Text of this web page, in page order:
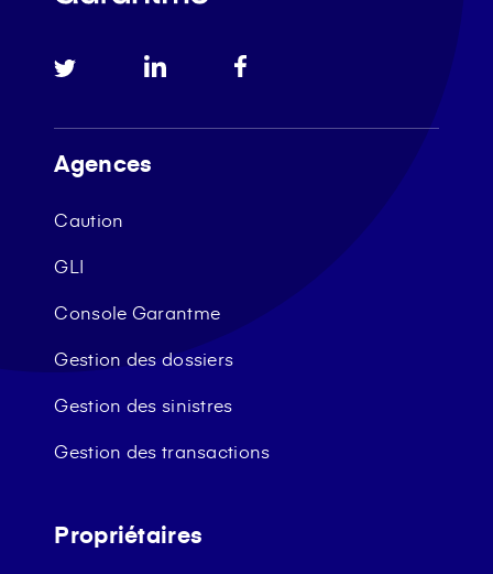
Agences
Caution
GLI
Console Garantme
Gestion des dossiers
Gestion des sinistres
Gestion des transactions
Propriétaires